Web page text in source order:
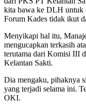
kita bawa ke DLH untuk
Forum Kades tidak ikut
Menyikapi hal itu,
mengucapkan terkasih
terutama dari Komisi III
Kelantan Sakti.
Dia mengaku, pihaknya
yang terjadi selama ini.
OKI.